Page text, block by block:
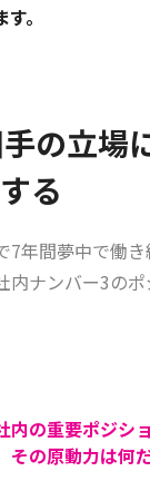
。
の立場
る
7年間夢中で働
内ナンバー3の
の重要ポジシ
の原動力は何